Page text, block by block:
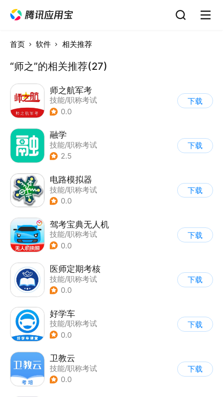
首页 软件 相关推荐
“师之”的相关推荐(27)
师之航军考
技能/职称考试
0.0
下载
融学
技能/职称考试
2.5
下载
电路模拟器
技能/职称考试
0.0
下载
驾考宝典无人机
技能/职称考试
0.0
下载
医师定期考核
技能/职称考试
0.0
下载
好学车
技能/职称考试
0.0
下载
卫教云
技能/职称考试
0.0
下载